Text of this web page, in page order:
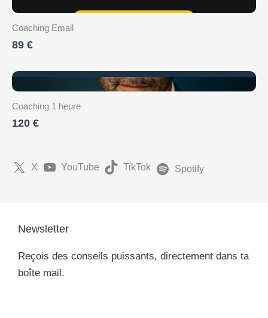
Coaching Email
89 €
Coaching 1 heure
120 €
X YouTube TikTok Spotify
Newsletter
Reçois des conseils puissants, directement dans ta
boîte mail.